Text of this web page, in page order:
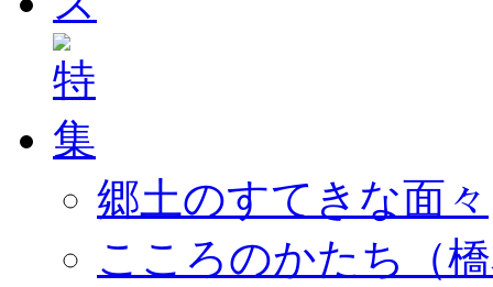
郷土のすてきな面々
こころのかたち（